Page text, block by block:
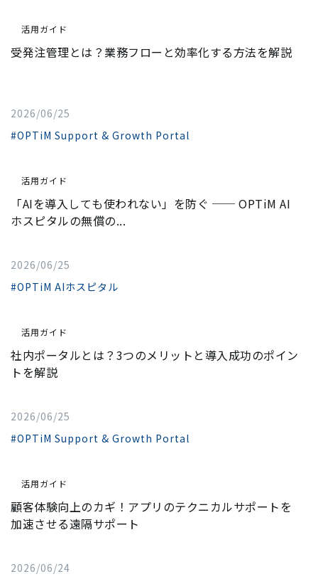
活用ガイド
受発注管理とは？業務フローと効率化する方法を解説
2026/06/25
#OPTiM Support & Growth Portal
活用ガイド
「AIを導入しても使われない」を防ぐ ── OPTiM AI
ホスピタルの無償の...
2026/06/25
#OPTiM AIホスピタル
活用ガイド
社内ポータルとは？3つのメリットと導入成功のポイン
トを解説
2026/06/25
#OPTiM Support & Growth Portal
活用ガイド
顧客体験向上のカギ！アプリのテクニカルサポートを
加速させる遠隔サポート
2026/06/24